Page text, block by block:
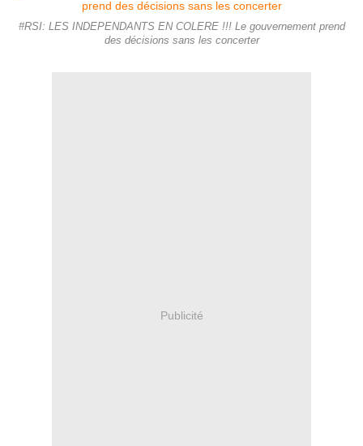
#RSI: LES INDEPENDANTS EN COLERE !!! Le gouvernement prend
des décisions sans les concerter
Publicité